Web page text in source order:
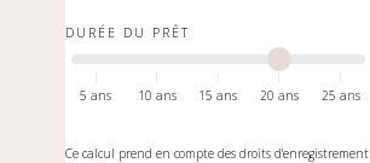
DURÉE DU PRÊT
5 ans 10 ans 15 ans 20 ans 25 ans
Ce calcul prend en compte des droits d'enregistrement